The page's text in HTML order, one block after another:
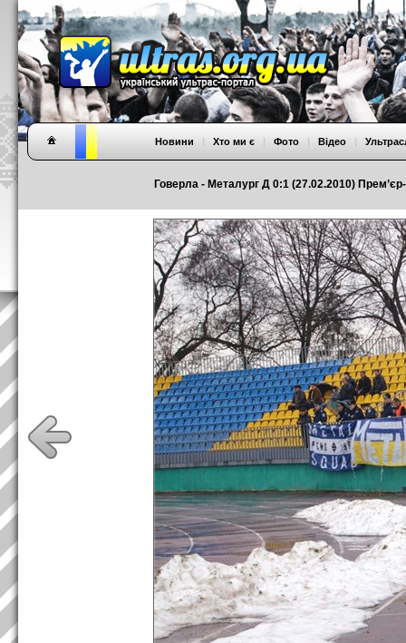
Говерла - Металург Д 0:1 (27.02.2010) Прем’єр-
Новини | Хто ми є | Фото | Відео |